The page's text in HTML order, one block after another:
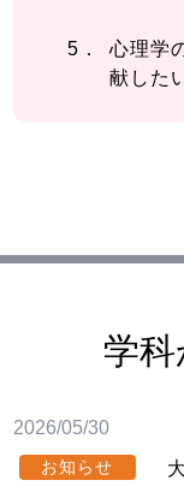
心理学
献した
学
2026/05/30
お知らせ